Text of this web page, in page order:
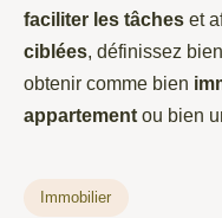
faciliter les tâches et
ciblées, définissez
obtenir comme bien
appartement ou bien
Immobilier